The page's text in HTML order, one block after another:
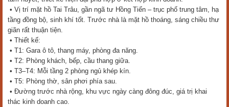
• Vị trí mặt hồ Tai Trâu, gần ngã tư Hồng Tiến – trục phố trung tâm, hạ
tầng đồng bộ, sinh khí tốt. Trước nhà là mặt hồ thoáng, sáng chiều thư
giãn rất thuận tiện.
• Thiết kế:
• T1: Gara ô tô, thang máy, phòng đa năng.
• T2: Phòng khách, bếp, cầu thang giữa.
• T3–T4: Mỗi tầng 2 phòng ngủ khép kín.
• T5: Phòng thờ, sân phơi phía sau.
• Đường trước nhà rộng, khu vực ngày càng đông đúc, giá trị khai
thác kinh doanh cao.